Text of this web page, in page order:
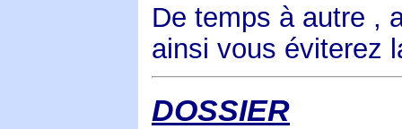
De temps à autre ,
ainsi vous éviterez
DOSSIER